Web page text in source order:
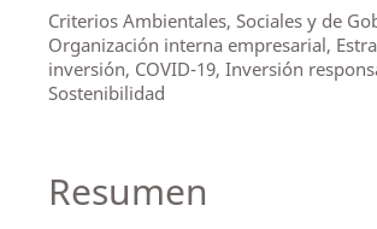
Criterios Ambientales, Sociales y de
Organización interna empresarial,
inversión, COVID-19, Inversión
Sostenibilidad
Resumen